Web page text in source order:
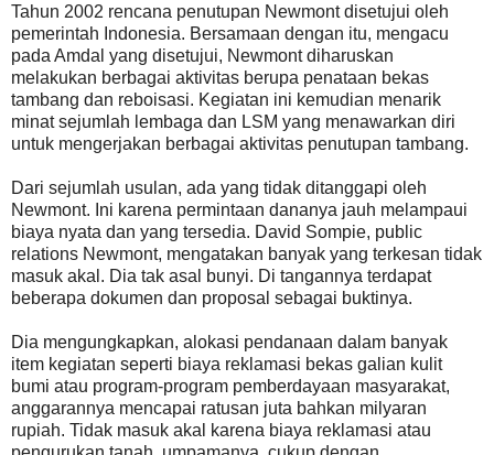
Tahun 2002 rencana penutupan Newmont disetujui oleh
pemerintah Indonesia. Bersamaan dengan itu, mengacu
pada Amdal yang disetujui, Newmont diharuskan
melakukan berbagai aktivitas berupa penataan bekas
tambang dan reboisasi. Kegiatan ini kemudian menarik
minat sejumlah lembaga dan LSM yang menawarkan diri
untuk mengerjakan berbagai aktivitas penutupan tambang.
Dari sejumlah usulan, ada yang tidak ditanggapi oleh
Newmont. Ini karena permintaan dananya jauh melampaui
biaya nyata dan yang tersedia. David Sompie, public
relations Newmont, mengatakan banyak yang terkesan tidak
masuk akal. Dia tak asal bunyi. Di tangannya terdapat
beberapa dokumen dan proposal sebagai buktinya.
Dia mengungkapkan, alokasi pendanaan dalam banyak
item kegiatan seperti biaya reklamasi bekas galian kulit
bumi atau program-program pemberdayaan masyarakat,
anggarannya mencapai ratusan juta bahkan milyaran
rupiah. Tidak masuk akal karena biaya reklamasi atau